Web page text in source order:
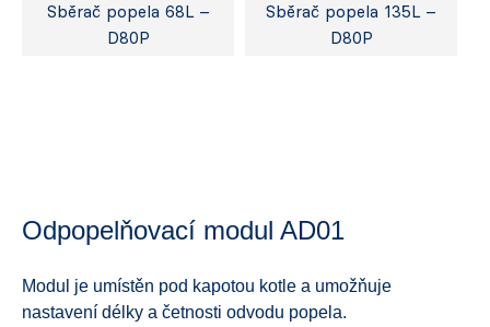
Sběrač popela 68L –
D80P
Sběrač popela 135L –
D80P
Odpopelňovací modul AD01
Modul je umístěn pod kapotou kotle a umožňuje
nastavení délky a četnosti odvodu popela.